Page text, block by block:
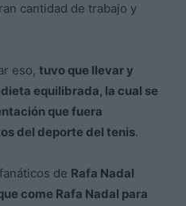
cantidad de trabajo y
eso, tuvo que llevar y
equilibrada, la cual se
que fuera
del deporte del tenis.
de Rafa Nadal
come Rafa Nadal para